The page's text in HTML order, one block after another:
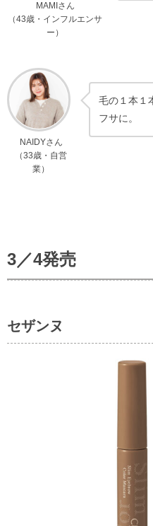
MAMIさん
（43歳・インフルエンサ
ー）
NAIDYさん
（33歳・自営
業）
毛の１本１
フサに。
3／4発売
セザンヌ